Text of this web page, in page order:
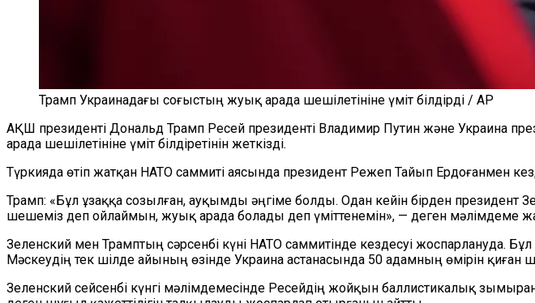
Трамп Украинадағы соғыстың жуық арада шешілетініне үміт білдірді / AP
АҚШ президенті Дональд Трамп Ресей президенті Владимир Путин және Украина
арада шешілетініне үміт білдіретінін жеткізді.
Түркияда өтіп жатқан НАТО саммиті аясында президент Режеп Тайып Ердоғанмен
Трамп: «Бұл ұзаққа созылған, ауқымды әңгіме болды. Одан кейін бірден президент
шешеміз деп ойлаймын, жуық арада болады деп үміттенемін», — деген мәлімдеме
Зеленский мен Трамптың сәрсенбі күні НАТО саммитінде кездесуі жоспарлануда.
Мәскеудің тек шілде айының өзінде Украина астанасында 50 адамның өмірін қиған
Зеленский сейсенбі күнгі мәлімдемесінде Ресейдің жойқын баллистикалық